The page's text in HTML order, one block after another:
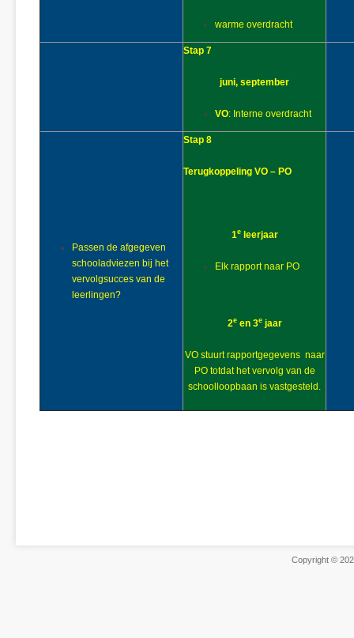
warme overdracht
Stap 7
juni, september
VO: Interne overdracht
Passen de afgegeven
schooladviezen bij het
vervolgsucces van de
leerlingen?
Stap 8
Terugkoppeling VO – PO
1eleerjaar
Elk rapport naar PO
2een 3ejaar
VO stuurt rapportgegevens naar
PO totdat het vervolg van de
schoolloopbaan is vastgesteld.
Copyright ©